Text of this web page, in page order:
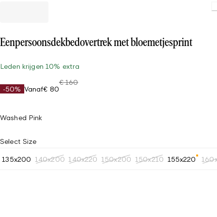
Eenpersoonsdekbedovertrek met bloemetjesprint
Leden krijgen 10% extra
-50% Vanaf€ 80
€ 160
Washed Pink
Select Size
135x200 140x200 140x220 150x200 150x210 155x220